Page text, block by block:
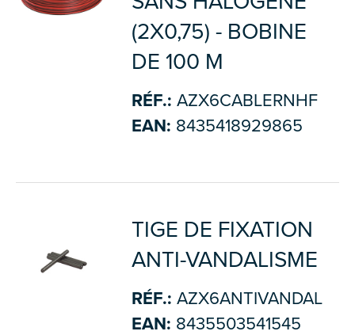
(2X0,75) - BOBINE
DE 100 M
RÉF.: AZX6CABLERNHF
EAN: 8435418929865
TIGE DE FIXATION
ANTI-VANDALISME
RÉF.: AZX6ANTIVANDAL
EAN: 8435503541545